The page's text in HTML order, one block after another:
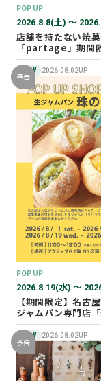
POP UP
2026.8.8(土) 〜
店舗を持たない焼
「partage」期間
UP SHOP オープ
NEW 2026.08.02UP
予告
POP UP
2026.8.19(水) 〜
【期間限定】名古
ジャムパン専門店「
POP UP SHOP
NEW 2026.08.02UP
予告